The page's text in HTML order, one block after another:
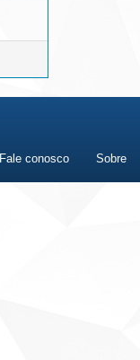
Fale conosco Sobre